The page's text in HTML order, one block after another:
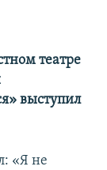
театре
выступил
«Я не